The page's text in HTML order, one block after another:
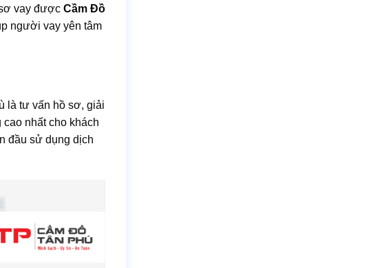
vay được Cầm Đồ
người vay yên tâm
là tư vấn hồ sơ, giải
nhất cho khách
đầu sử dụng dịch